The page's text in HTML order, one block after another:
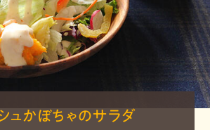
ュかぼちゃのサラダ